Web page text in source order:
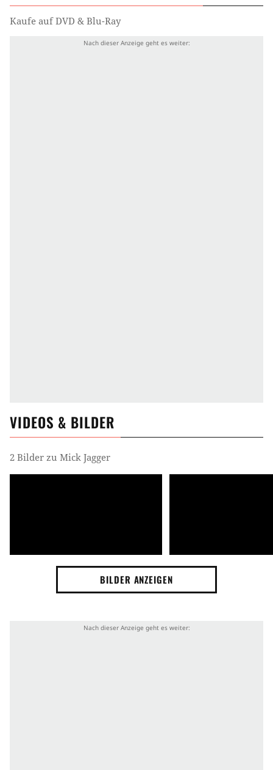
Kaufe auf DVD & Blu-Ray
VIDEOS & BILDER
2 Bilder zu Mick Jagger
BILDER ANZEIGEN